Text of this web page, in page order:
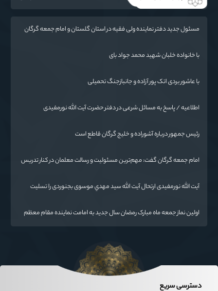
مسئول جدید دفتر نماینده ولی فقیه در استان گلستان و امام جمعه گرگان
با خانواده خلبان شهید محمد جواد بای
با عاشور بردی اتک پور آزاده و جانبازجنگ تحمیلی
اطلاعیه / پاسخ به مسائل شرعی در دفتر حضرت آیت الله نورمفیدی
رئیس جمهور درباره آشوراده و خلیج گرگان قاطع است
امام جمعه گرگان گفت: مهم‌ترین مسئولیت و رسالت معلمان در کنار تدریس
ایران اسلامی است.
آیت الله نورمفیدی ارتحال آیت الله سيد مهدي موسوی بجنوردی را تسلیت
اولین نماز جمعه ماه مبارک رمضان سال جدید به امامت نماینده مقام معظم
دسترسی سریع